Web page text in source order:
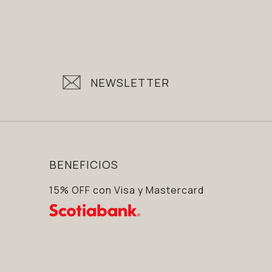
NEWSLETTER
BENEFICIOS
15% OFF con Visa y Mastercard